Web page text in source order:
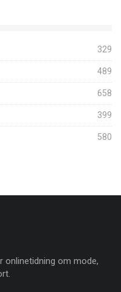
329
489
658
399
580
onlinetidning om mode,